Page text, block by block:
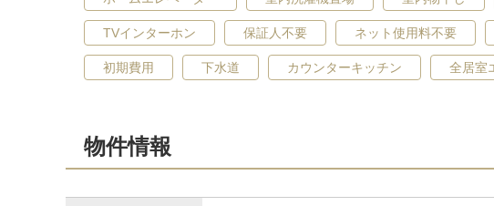
洗面台・洗面所
TVインターホン 保証人不要 ネット使用料不要
初期費用 下水道 カウンターキッチン 全居室
物件情報